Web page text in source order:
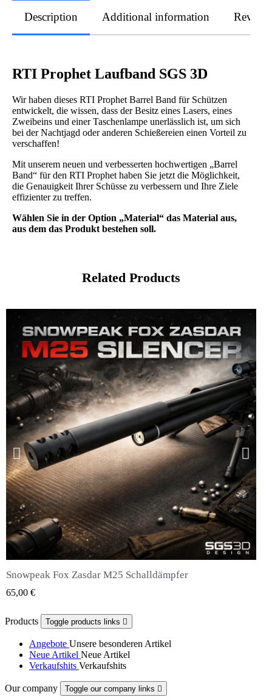
Description Additional information
RTI Prophet Laufband SGS 3D
Wir haben dieses RTI Prophet Barrel Band für Schützen
entwickelt, die wissen, dass der Besitz eines Lasers, eines
Zweibeins und einer Taschenlampe unerlässlich ist, um sich
bei der Nachtjagd oder anderen Schießereien einen Vorteil zu
verschaffen!
Mit unserem neuen und verbesserten hochwertigen „Barrel
Band“ für den RTI Prophet haben Sie jetzt die Möglichkeit,
die Genauigkeit Ihrer Schüsse zu verbessern und Ihre Ziele
effizienter zu treffen.
Wählen Sie in der Option „Material“ das Material aus,
aus dem das Produkt bestehen soll.
Related Products
QUICK VIEW
Snowpeak Fox Zasdar M25 Schalldämpfer
65,00 €
Products Toggle products links 
Angebote Unsere besonderen Artikel
Neue Artikel Neue Artikel
Verkaufshits Verkaufshits
Our company Toggle our company links 